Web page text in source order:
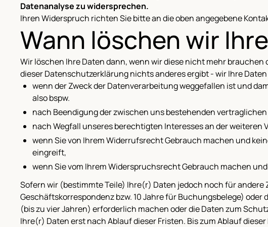
Datenanalyse zu widersprechen.
Ihren Widerspruch richten Sie bitte an die oben angegebene
Wann löschen wir
Wir löschen Ihre Daten dann, wenn wir diese nicht mehr
dieser Datenschutzerklärung nichts anderes ergibt - wir Ihre
wenn der Zweck der Datenverarbeitung weggefallen ist und
also bspw.
nach Beendigung der zwischen uns bestehenden
nach Wegfall unseres berechtigten Interesses an der weiteren
wenn Sie von Ihrem Widerrufsrecht Gebrauch machen und
eingreift,
wenn Sie vom Ihrem Widerspruchsrecht Gebrauch machen
Sofern wir (bestimmte Teile) Ihre(r) Daten jedoch noch für
Geschäftskorrespondenz bzw. 10 Jahre für Buchungsbelege)
(bis zu vier Jahren) erforderlich machen oder die Daten zum
Ihre(r) Daten erst nach Ablauf dieser Fristen. Bis zum Ablauf